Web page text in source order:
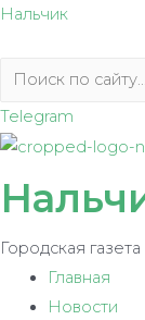
Перейти
содержимому
Нальчик
Telegram
Городская газета
Главная
Новости